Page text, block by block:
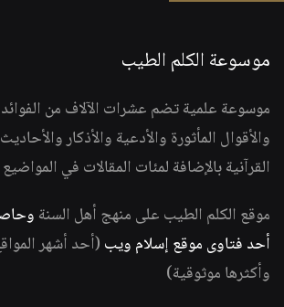
موسوعة الكلم الطيب
موسوعة علمية تضم عشرات الآلاف من
والأقوال المأثورة والأدعية والأذكار
القرآنية بالإضافة لمئات المقالات في المواضيع
موقع الكلم الطيب على منهج أهل السنة
أحد فتاوى موقع إسلام ويب (أحد أشهر
وأكثرها موثوقية)